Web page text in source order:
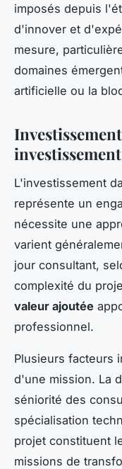
imposés depuis
d'innover et
mesure,
domaines
artificielle ou la
L'investissement
représente un
nécessite une
varient
jour consultant,
complexité du
valeur ajoutée
professionnel.
Plusieurs facteurs
d'une mission. La
séniorité des
spécialisation
projet constituent
missions de